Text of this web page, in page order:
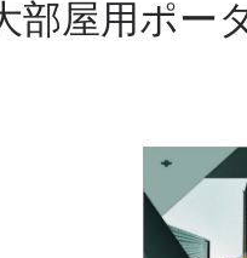
部屋用ポー